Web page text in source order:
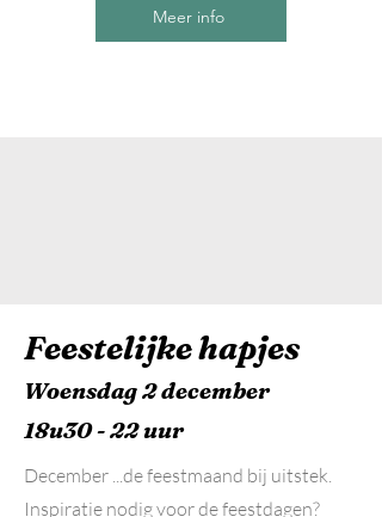
Meer info
Feestelijke hapjes
Woensdag 2 december
18u30 - 22 uur
December ...de feestmaand bij uitstek.
Inspiratie nodig voor de feestdagen?